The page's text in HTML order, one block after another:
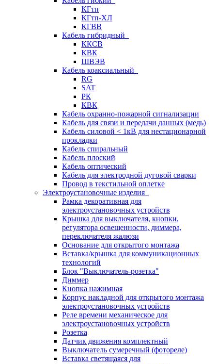
КГтп
КГтп-ХЛ
КГВВ
Кабель гибридный
ККСВ
КВК
ШВЭВ
Кабель коаксиальный
RG
SAT
РК
КВК
Кабель охранно-пожарной сигнализации
Кабель для связи и передачи данных (медь)
Кабель силовой < 1кВ для нестационарной
прокладки
Кабель спиральный
Кабель плоский
Кабель оптический
Кабель для электродной дуговой сварки
Провод в текстильной оплетке
Электроустановочные изделия
Рамка декоративная для
электроустановочных устройств
Крышка для выключателя, кнопки,
регулятора освещенности, диммера,
переключателя жалюзи
Основание для открытого монтажа
Вставка/крышка для коммуникационных
технологий
Блок "Выключатель-розетка"
Диммер
Кнопка нажимная
Корпус накладной для открытого монтажа
электроустановочных устройств
Реле времени механическое для
электроустановочных устройств
Розетка
Датчик движения комплектный
Выключатель сумеречный (фотореле)
Вставка светящаяся для